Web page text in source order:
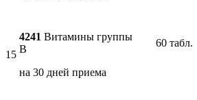
15
4241 Витамины группы
В
на 30 дней приема
60 табл.